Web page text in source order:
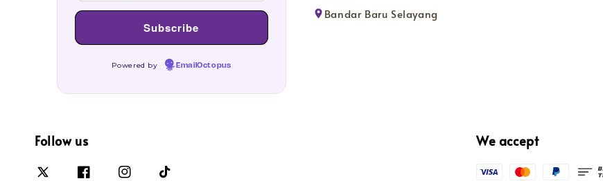
Powered by EmailOctopus
Bandar Baru Selayang
Follow us We accept